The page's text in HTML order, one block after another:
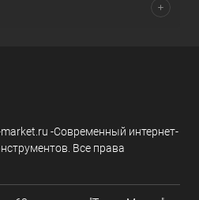
-Современный интернет-
Все права